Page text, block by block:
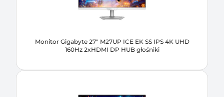
Monitor Gigabyte 27" M27UP ICE EK SS IPS 4K UHD
160Hz 2xHDMI DP HUB głośniki